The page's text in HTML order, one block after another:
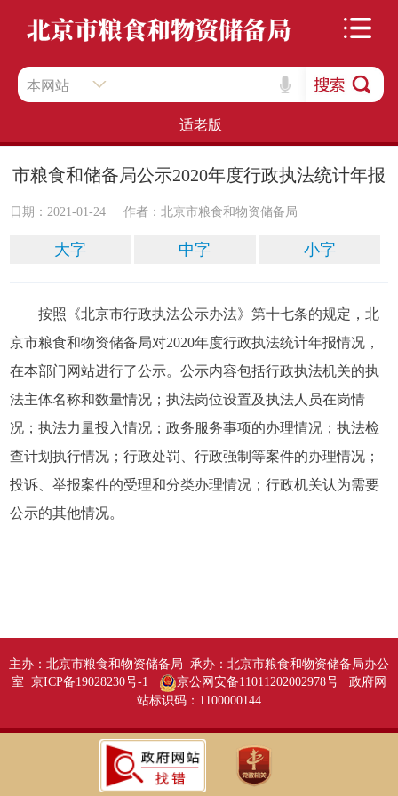
本网站
适老版
市粮食和储备局公示2020年度行政执法统计年报
日期：2021-01-24 作者：北京市粮食和物资储备局
大字 中字 小字
按照《北京市行政执法公示办法》第十七条的规定，北
京市粮食和物资储备局对2020年度行政执法统计年报情况，
在本部门网站进行了公示。公示内容包括行政执法机关的执
法主体名称和数量情况；执法岗位设置及执法人员在岗情
况；执法力量投入情况；政务服务事项的办理情况；执法检
查计划执行情况；行政处罚、行政强制等案件的办理情况；
投诉、举报案件的受理和分类办理情况；行政机关认为需要
公示的其他情况。
主办：北京市粮食和物资储备局 承办：北京市粮食和物资储备局办公
室 京ICP备19028230号-1
京公网安备11011202002978号政府网
站标识码：1100000144